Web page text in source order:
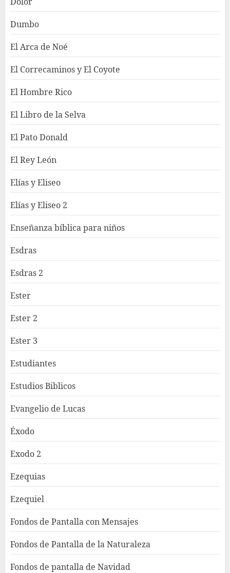
Dumbo
El Arca de Noé
El Correcaminos y El Coyote
El Hombre Rico
El Libro de la Selva
El Pato Donald
El Rey León
Elías y Eliseo
Elías y Eliseo 2
Enseñanza bíblica para niños
Esdras
Esdras 2
Ester
Ester 2
Ester 3
Estudiantes
Estudios Biblicos
Evangelio de Lucas
Éxodo
Exodo 2
Ezequias
Ezequiel
Fondos de Pantalla con Mensajes
Fondos de Pantalla de la Naturaleza
Fondos de pantalla de Navidad